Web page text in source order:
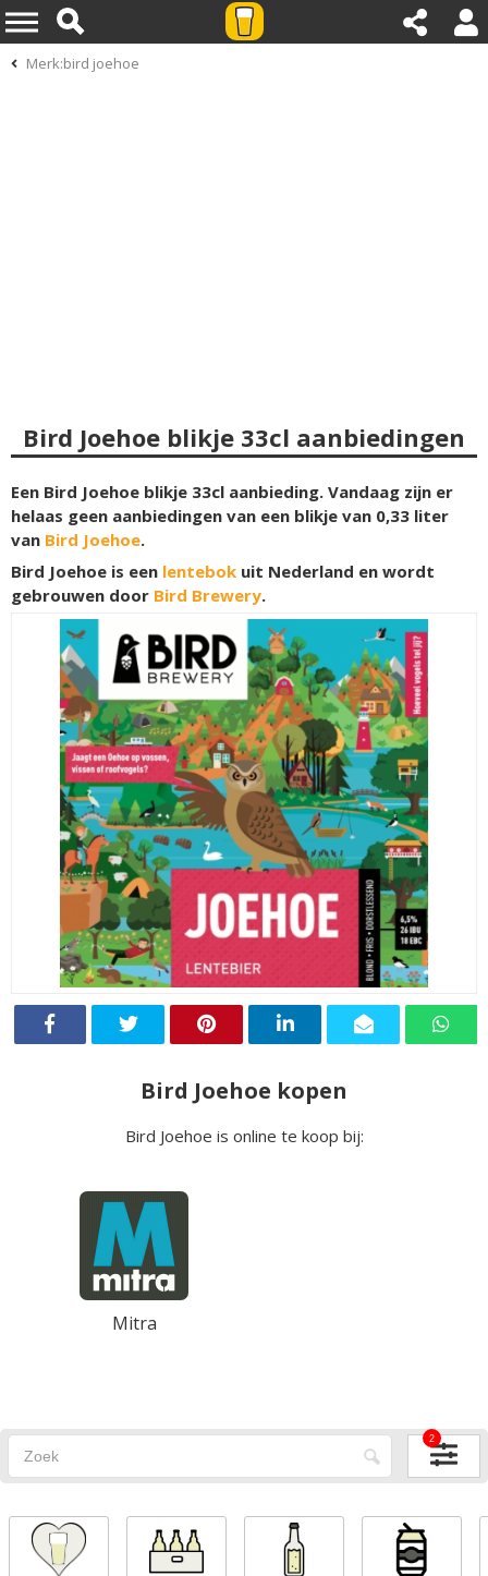
Merk:bird joehoe
Bird Joehoe blikje 33cl aanbiedingen
Een Bird Joehoe blikje 33cl aanbieding. Vandaag zijn er
helaas geen aanbiedingen van een blikje van 0,33 liter
van Bird Joehoe.
Bird Joehoe is een lentebok uit Nederland en wordt
gebrouwen door Bird Brewery.
Bird Joehoe kopen
Bird Joehoe is online te koop bij:
Mitra
2